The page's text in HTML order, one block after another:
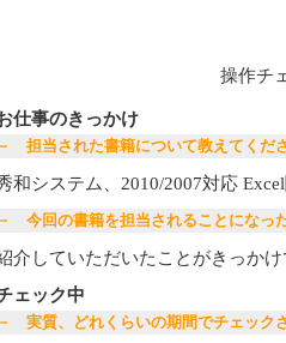
操作チ
仕事のきっかけ
－ 担当された書籍について教えてくだ
和システム、2010/2007対応
－ 今回の書籍を担当されることになっ
介していただいたことがきっか
ェック中
－ 実質、どれくらいの期間でチェック